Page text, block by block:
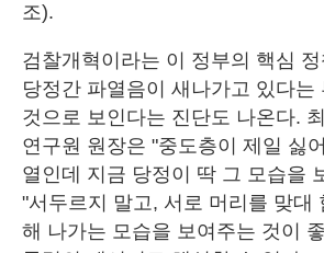
조).
검찰개혁이라는 이 정부의 핵심
당정간 파열음이 새나가고 있다는
것으로 보인다는 진단도 나온다.
연구원 원장은 "중도층이 제일 싫
열인데 지금 당정이 딱 그 모습을
"서두르지 말고, 서로 머리를 맞대
해 나가는 모습을 보여주는 것이